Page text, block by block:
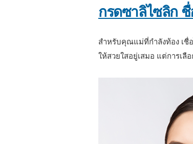
กรดซาลิไซลิก
สำหรับคุณแม่ที่กำลังท้อง เชื่
ให้สวยใสอยู่เสมอ แต่การเ